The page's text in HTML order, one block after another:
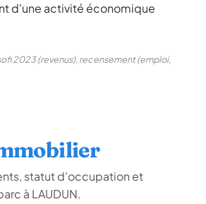
d'une activité économique
2023 (revenus), recensement (emploi,
statut d'occupation et
à LAUDUN.